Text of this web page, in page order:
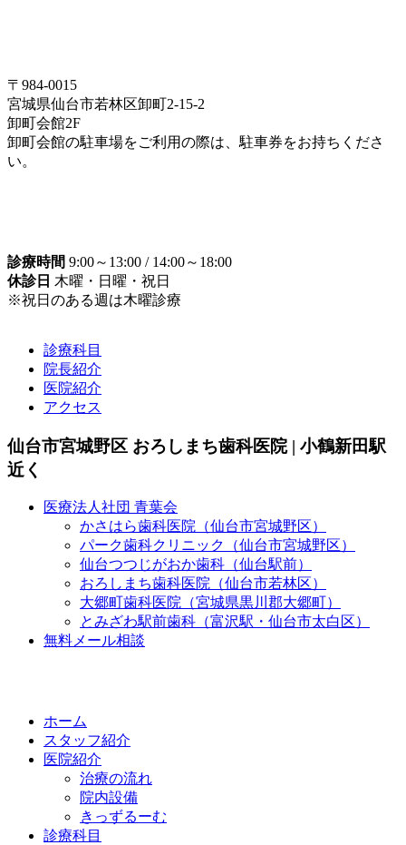
〒984-0015
宮城県仙台市若林区卸町2-15-2
卸町会館2F
卸町会館の駐車場をご利用の際は、駐車券をお持ちくださ
い。
診療時間 9:00～13:00 / 14:00～18:00
休診日 木曜・日曜・祝日
※祝日のある週は木曜診療
診療科目
院長紹介
医院紹介
アクセス
仙台市宮城野区 おろしまち歯科医院 | 小鶴新田駅
近く
医療法人社団 青葉会
かさはら歯科医院（仙台市宮城野区）
パーク歯科クリニック（仙台市宮城野区）
仙台つつじがおか歯科（仙台駅前）
おろしまち歯科医院（仙台市若林区）
大郷町歯科医院（宮城県黒川郡大郷町）
とみざわ駅前歯科（富沢駅・仙台市太白区）
無料メール相談
ホーム
スタッフ紹介
医院紹介
治療の流れ
院内設備
きっずるーむ
診療科目